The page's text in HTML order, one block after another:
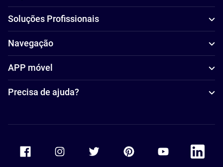
Soluções Profissionais
Navegação
APP móvel
Precisa de ajuda?
Accor Facebook Accor TwitterAccor PinterestAccor Youtube
Accor